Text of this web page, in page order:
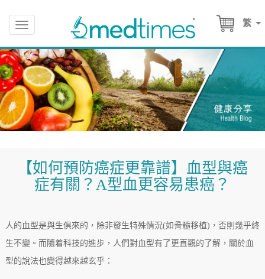
繁
Toggle
navigation
【如何預防癌症更靠譜】血型與癌
症有關？A型血更容易患癌？
人的血型是與生俱來的，除非發生特殊情況(如骨髓移植)，否則幾乎終
生不變。而隨着科技的進步，人們對血型有了更直觀的了解，關於血
型的說法也變得越來越玄乎：